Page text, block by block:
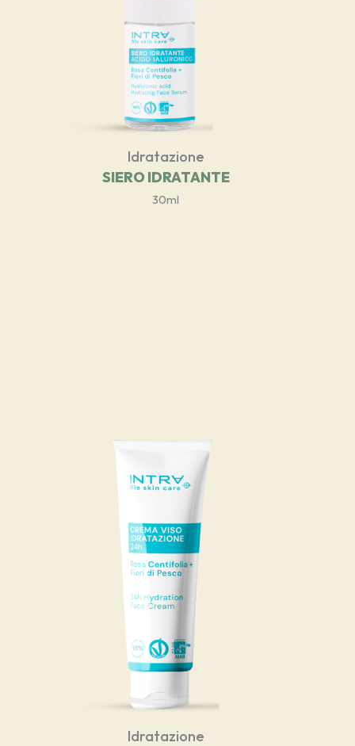
Idratazione
SIERO IDRATANTE
30ml
Idratazione